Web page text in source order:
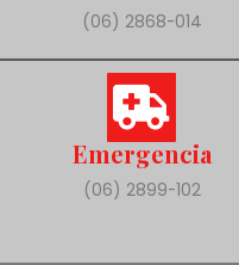
(06) 2868-014
Emergencia
(06) 2899-102